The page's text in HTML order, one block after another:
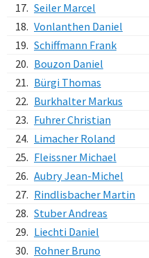
17. Seiler Marcel
18. Vonlanthen Daniel
19. Schiffmann Frank
20. Bouzon Daniel
21. Bürgi Thomas
22. Burkhalter Markus
23. Fuhrer Christian
24. Limacher Roland
25. Fleissner Michael
26. Aubry Jean-Michel
27. Rindlisbacher Martin
28. Stuber Andreas
29. Liechti Daniel
30. Rohner Bruno